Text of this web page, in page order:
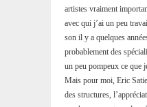
artistes vraiment
avec qui j’ai un peu
son il y a quelques
probablement des
un peu pompeux ce que
Mais pour moi, Eric
des structures,